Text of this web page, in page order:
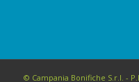
© Campania Bonifiche S.r.l. -